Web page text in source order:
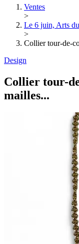
Ventes
>
Le 6 juin, Arts
>
Collier tour-de-
Design
Collier tour-
mailles...